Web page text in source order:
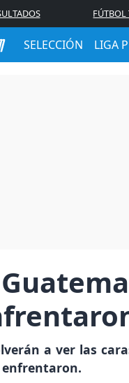
FÚTBOL
SELECCIÓN LIGA
a ver las
enfrentaron.